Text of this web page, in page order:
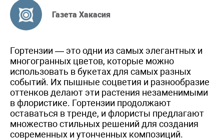
Газета Хакасия
Гортензии — это одни из самых элегантных и
многогранных цветов, которые можно
использовать в букетах для самых разных
событий. Их пышные соцветия и разнообразие
оттенков делают эти растения незаменимыми
в флористике. Гортензии продолжают
оставаться в тренде, и флористы предлагают
множество стильных решений для создания
современных и утонченных композиций.